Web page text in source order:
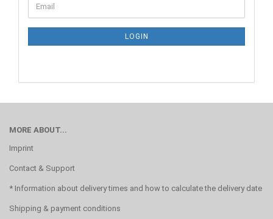
TO
NEWSLETTER
Email
LOGIN
MORE ABOUT...
Imprint
Contact & Support
* Information about delivery times and how to calculate the delivery date
Shipping & payment conditions